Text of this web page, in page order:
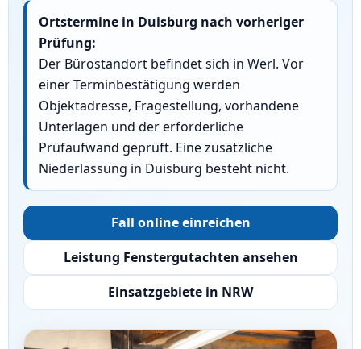
Ortstermine in Duisburg nach vorheriger
Prüfung:
Der Bürostandort befindet sich in Werl. Vor
einer Terminbestätigung werden
Objektadresse, Fragestellung, vorhandene
Unterlagen und der erforderliche
Prüfaufwand geprüft. Eine zusätzliche
Niederlassung in Duisburg besteht nicht.
Fall online einreichen
Leistung Fenstergutachten ansehen
Einsatzgebiete in NRW